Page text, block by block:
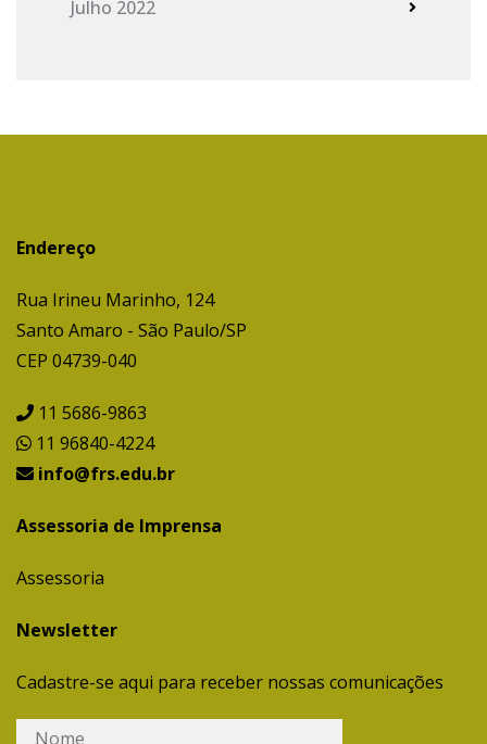
Julho 2022
Endereço
Rua Irineu Marinho, 124
Santo Amaro - São Paulo/SP
CEP 04739-040
11 5686-9863
11 96840-4224
info@frs.edu.br
Assessoria de Imprensa
Assessoria
Newsletter
Cadastre-se aqui para receber nossas comunicações